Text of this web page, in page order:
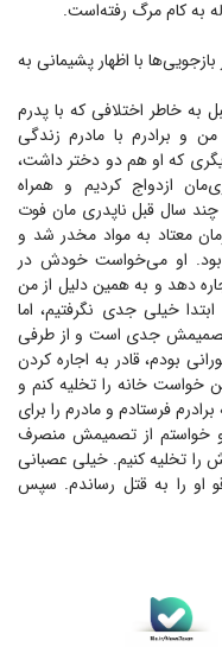
با اظهار پشیمانی به
گفت: «مادرم ۱۵ سال قبل به خاطر اختلافی که با پدرم
و برادرم با مادرم زندگی
که او هم دو دختر داشت،
ازدواج کردیم و همراه
سال قبل ناپدری مان فوت
معتاد به مواد مخدر شد و
او می‌خواست خودش در
دهد و به همین دلیل از من
خیلی جدی نگرفتیم، اما
تصمیمش جدی است و از طرفی
بودم، قادر به اجاره کردن
خواست خانه را تخلیه کنم و
فرستادم و مادرم را برای
خواستم از تصمیمش منصرف
را تخلیه کنیم. خیلی عصبانی
او را به قتل رساندم. سپس